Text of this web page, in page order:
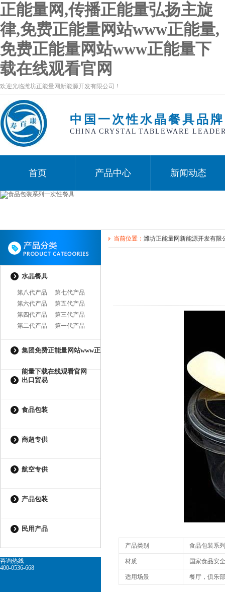
正能量网,传播正能量弘扬主旋
律,免费正能量网站www正能量,
免费正能量网站www正能量下
载在线观看官网
欢迎光临潍坊正能量网新能源开发有限公司！
中国一次性水晶餐具品牌
CHINA CRYSTAL TABLEWARE
首页 产品中心 新闻动态
水晶餐具
第八代产品
第七代产品
第六代产品
第五代产品
第四代产品
第三代产品
第二代产品
第一代产品
集团免费正能量网站www正
能量下载在线观看官网
出口贸易
食品包装
商超专供
航空专供
产品包装
民用产品
咨询热线
400-0536-668
当前位置： 潍坊正能量网新能源开发有限
产品类别 食品包装系列
材质 国家食品安
适用场景 餐厅，俱乐部